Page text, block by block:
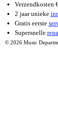
Verzendkosten
2 jaar unieke
Gratis eerste
Supersnelle
© 2026 Music